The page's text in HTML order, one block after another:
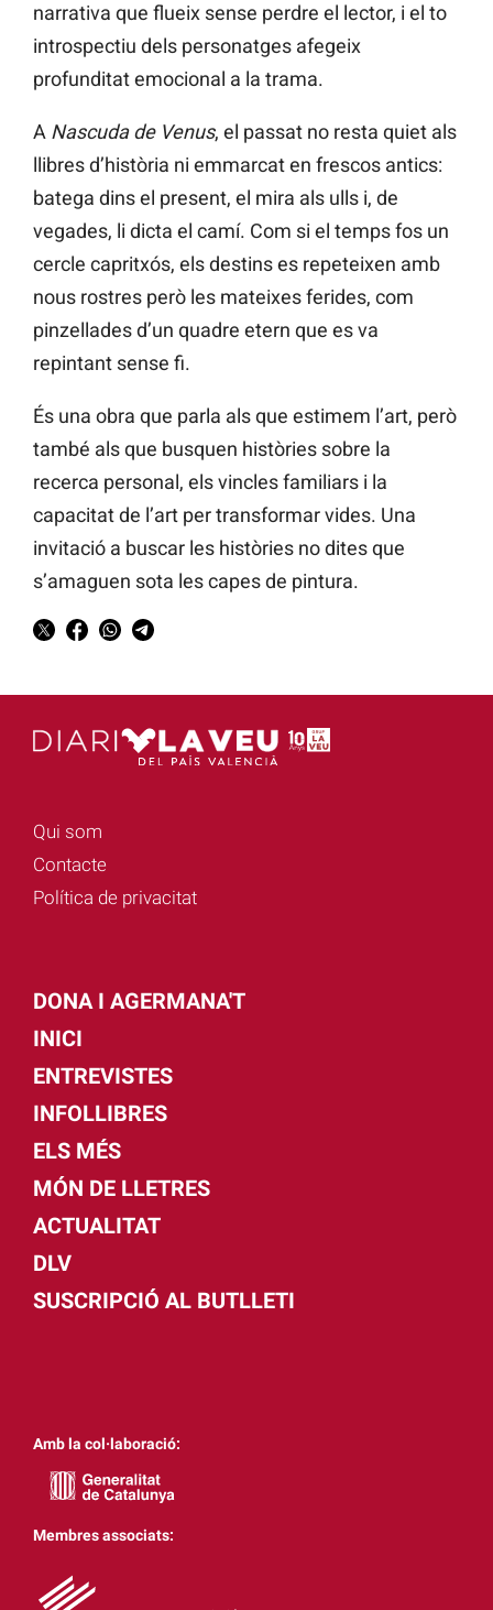
narrativa que flueix sense perdre el lector, i el to
introspectiu dels personatges afegeix
profunditat emocional a la trama.
A Nascuda de Venus, el passat no resta quiet als
llibres d’història ni emmarcat en frescos antics:
batega dins el present, el mira als ulls i, de
vegades, li dicta el camí. Com si el temps fos un
cercle capritxós, els destins es repeteixen amb
nous rostres però les mateixes ferides, com
pinzellades d’un quadre etern que es va
repintant sense fi.
És una obra que parla als que estimem l’art, però
també als que busquen històries sobre la
recerca personal, els vincles familiars i la
capacitat de l’art per transformar vides. Una
invitació a buscar les històries no dites que
s’amaguen sota les capes de pintura.
Qui som
Contacte
Política de privacitat
DONA I AGERMANA'T
INICI
ENTREVISTES
INFOLLIBRES
ELS MÉS
MÓN DE LLETRES
ACTUALITAT
DLV
SUSCRIPCIÓ AL BUTLLETI
Amb la col·laboració:
Membres associats: